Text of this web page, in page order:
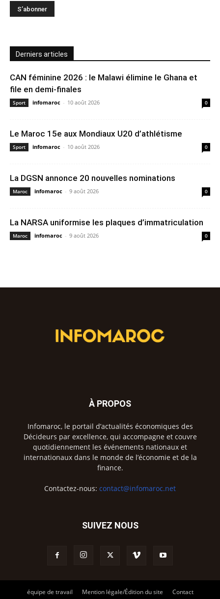
Derniers articles
CAN féminine 2026 : le Malawi élimine le Ghana et
file en demi-finales
Sport infomaroc - 10 août 2026 0
Le Maroc 15e aux Mondiaux U20 d’athlétisme
Sport infomaroc - 10 août 2026 0
La DGSN annonce 20 nouvelles nominations
Maroc infomaroc - 9 août 2026 0
La NARSA uniformise les plaques d’immatriculation
Maroc infomaroc - 9 août 2026 0
À PROPOS
Infomaroc, le portail d’actualités économiques des
Décideurs par excellence, qui accompagne et couvre
quotidiennement les événements nationaux et
internationaux dans le monde de l’économie et de la
finance.
Contactez-nous: contact@infomaroc.net
SUIVEZ NOUS
équipe de travail Mention légale/Édition du site Contact